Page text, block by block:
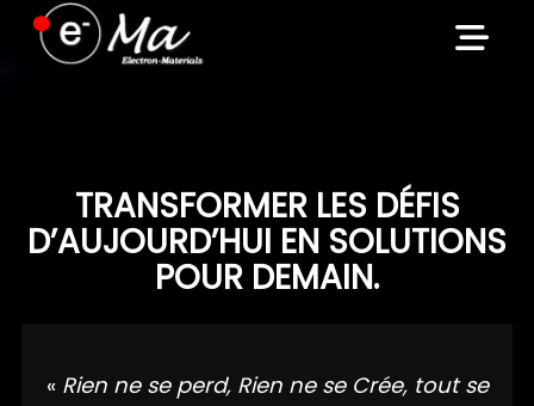
Skip
TRANSFORMER LES DÉFIS
D’AUJOURD’HUI EN SOLUTIONS
POUR DEMAIN.
« Rien ne se perd, Rien ne se Crée, tout se